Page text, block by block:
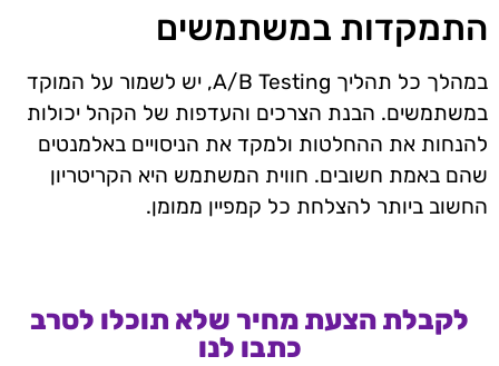
התמקדות במשתמשים
במהלך כל תהליך A/B Testing, יש לשמור על המוקד
במשתמשים. הבנת הצרכים והעדפות של הקהל יכולות
להנחות את ההחלטות ולמקד את הניסויים באלמנטים
שהם באמת חשובים. חווית המשתמש היא הקריטריון
החשוב ביותר להצלחת כל קמפיין ממומן.
לקבלת הצעת מחיר שלא תוכלו לסרב
כתבו לנו